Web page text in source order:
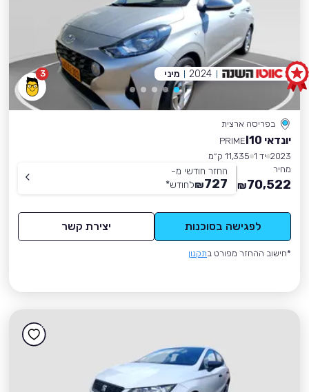
3
בפריסה ארצית
יונדאי I10
PRIME
2023 יד 1
11,335 ק״מ
מחיר
70,522
₪
החזר חודשי מ-
727
₪לחודש*
לפגישה בסוכנות יצירת קשר
*חישוב ההחזר מפורט בתקנון
2024 מיני